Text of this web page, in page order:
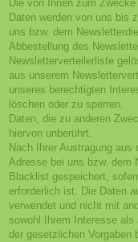
Die von Ihnen zum
Daten werden von uns bis
uns bzw. dem
Abbestellung des
Newsletterverteilerliste
aus unserem
unseres berechtigten
löschen oder zu sperren.
Daten, die zu anderen
hiervon unberührt.
Nach Ihrer Austragung
Adresse bei uns bzw. dem
Blacklist gespeichert,
erforderlich ist. Die Daten
verwendet und nicht mit
sowohl Ihrem Interesse
der gesetzlichen Vorgaben